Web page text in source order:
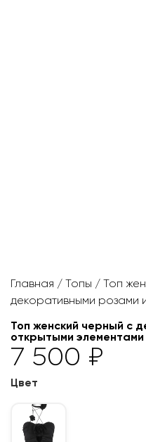
Главная / Топы / Топ
декоративными розами
Топ женский черный с
открытыми элементами
7 500 ₽
Цвет